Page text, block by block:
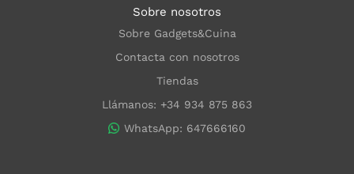
Sobre nosotros
Sobre Gadgets&Cuina
Contacta con nosotros
Tiendas
Llámanos: +34 934 875 863
WhatsApp: 647666160